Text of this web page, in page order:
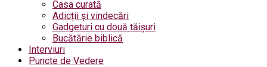
Casa curată
Adicții și vindecări
Gadgeturi cu două tăișuri
Bucătărie biblică
Interviuri
Puncte de Vedere